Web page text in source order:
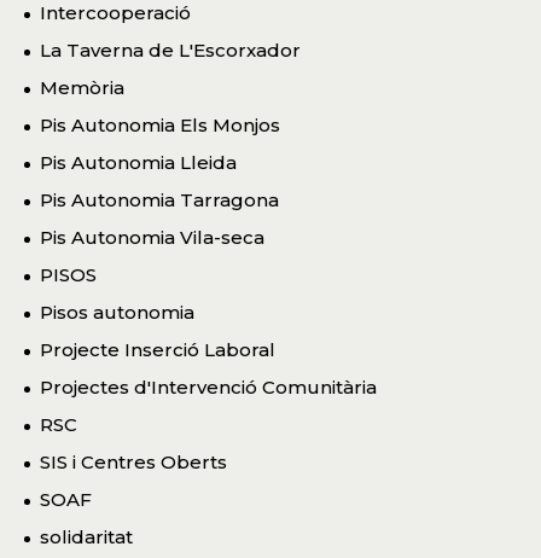
Intercooperació
La Taverna de L'Escorxador
Memòria
Pis Autonomia Els Monjos
Pis Autonomia Lleida
Pis Autonomia Tarragona
Pis Autonomia Vila-seca
PISOS
Pisos autonomia
Projecte Inserció Laboral
Projectes d'Intervenció Comunitària
RSC
SIS i Centres Oberts
SOAF
solidaritat